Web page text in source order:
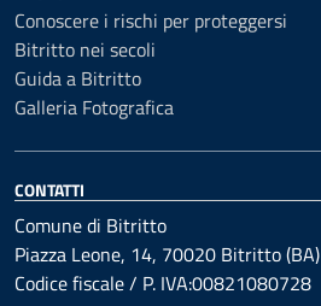
Conoscere i rischi per proteggersi
Bitritto nei secoli
Guida a Bitritto
Galleria Fotografica
CONTATTI
Comune di Bitritto
Piazza Leone, 14, 70020 Bitritto (BA)
Codice fiscale / P. IVA:00821080728